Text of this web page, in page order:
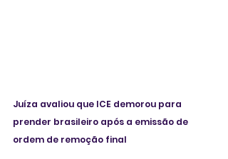
Juíza avaliou que ICE demorou para
prender brasileiro após a emissão de
ordem de remoção final